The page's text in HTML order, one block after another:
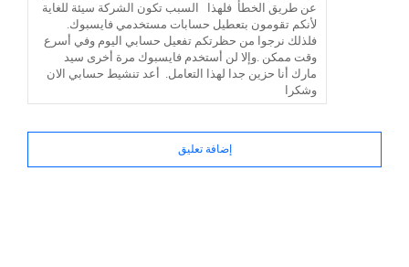
عن طريق الخطأ فلهذا السبب تكون الشركة سيئة للغاية
لأنكم تقومون بتعطيل حسابات مستخدمي فايسبوك.
فلذلك نرجوا من حظرتكم تفعيل حسابي اليوم وفي أسرع
وقت ممكن .وإلا لن أستخدم فايسبوك مرة أخرى سيد
مارك أنا حزين جدا لهذا التعامل. أعد تنشيط حسابي الان
وشكرا
إضافة تعليق